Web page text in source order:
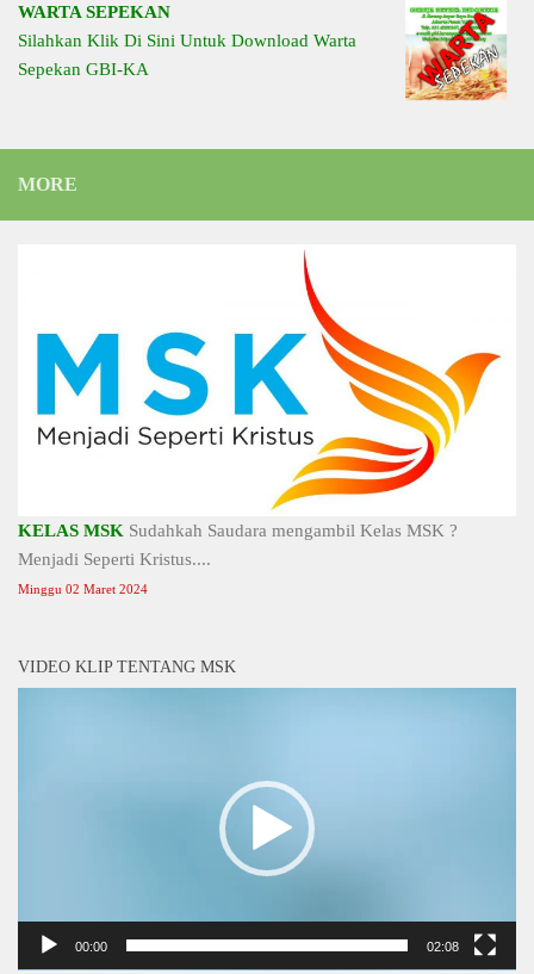
WARTA SEPEKAN
Silahkan Klik Di Sini Untuk Download Warta
Sepekan GBI-KA
MORE
KELAS MSK Sudahkah Saudara mengambil Kelas MSK ?
Menjadi Seperti Kristus....
Minggu 02 Maret 2024
VIDEO KLIP TENTANG MSK
00:00 02:08